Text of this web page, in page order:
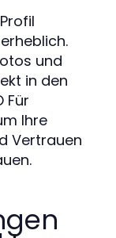
und
in den
Für
Ihre
Vertrauen